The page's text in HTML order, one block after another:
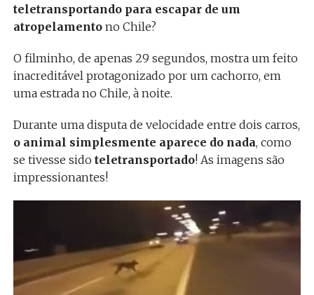
teletransportando para escapar de um
atropelamentono Chile?
O filminho, de apenas 29 segundos, mostra um feito
inacreditável protagonizado por um cachorro, em
uma estrada no Chile, à noite.
Durante uma disputa de velocidade entre dois carros,
o animal simplesmente aparece do nada, como
se tivesse sido teletransportado! As imagens são
impressionantes!